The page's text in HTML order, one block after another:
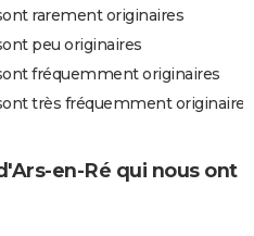
rarement originaires
peu originaires
fréquemment originaires
très fréquemment originaires
en-Ré qui nous ont